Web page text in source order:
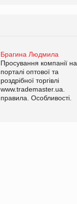
Брагина Людмила
Просування компанії на
порталі оптової та
роздрібної торгівлі
www.trademaster.ua.
правила. Особливості.